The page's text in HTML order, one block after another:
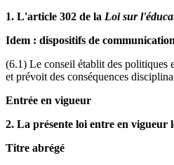
1. L'article 302 de la Loi sur
Idem : dispositifs de
(6.1) Le conseil établit des politiques
et prévoit des conséquences
Entrée en vigueur
2. La présente loi entre en vigueur
Titre abrégé